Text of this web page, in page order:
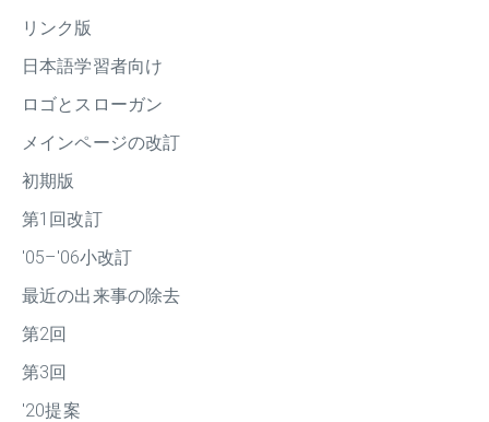
リンク版
日本語学習者向け
ロゴとスローガン
メインページの改訂
初期版
第1回改訂
'05–'06小改訂
最近の出来事の除去
第2回
第3回
'20提案